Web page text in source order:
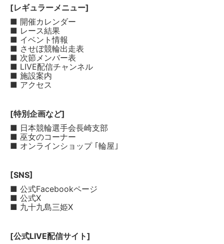
[レギュラーメニュー]
■ 開催カレンダー
■ レース結果
■ イベント情報
■ させぼ競輪出走表
■ 次節メンバー表
■ LIVE配信チャンネル
■ 施設案内
■ アクセス
[特別企画など]
■ 日本競輪選手会長崎支部
■ 巫女のコーナー
■ オンラインショップ ｢輪屋｣
[SNS]
■ 公式Facebookページ
■ 公式X
■ 九十九島三姫X
[公式LIVE配信サイト]